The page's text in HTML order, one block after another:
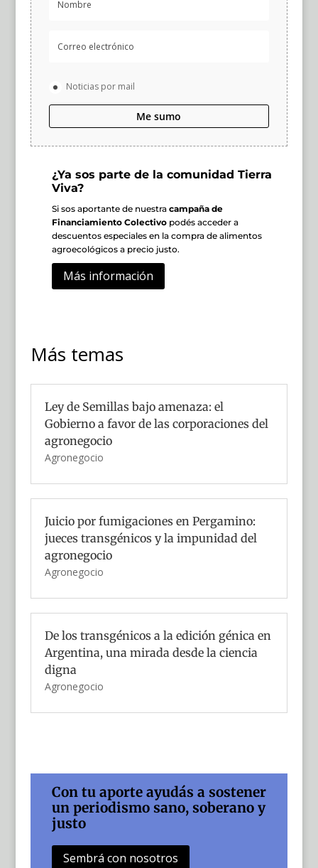
Noticias por mail
Me sumo
¿Ya sos parte de la comunidad Tierra
Viva?
Si sos aportante de nuestra campaña de
Financiamiento Colectivopodés acceder a
descuentos especiales en la compra de alimentos
agroecológicos a precio justo.
Más información
Más temas
Ley de Semillas bajo amenaza: el
Gobierno a favor de las corporaciones del
agronegocio
Agronegocio
Juicio por fumigaciones en Pergamino:
jueces transgénicos y la impunidad del
agronegocio
Agronegocio
De los transgénicos a la edición génica en
Argentina, una mirada desde la ciencia
digna
Agronegocio
Con tu aporte ayudás a sostener
un periodismo sano, soberano y
justo
Sembrá con nosotros